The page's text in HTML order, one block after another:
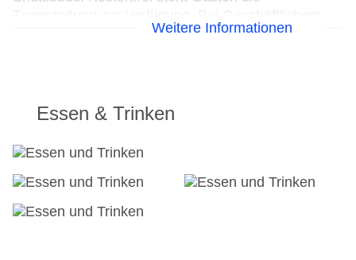
hilft das Business-Center gerne weiter und bietet
Parkplatz
Check-in von: 15:00:00
Konferenzraum
Garage
Hoteleröffnung: 2005
Weitere Informationen
Essen & Trinken